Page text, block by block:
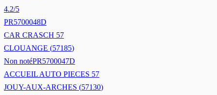
4.2/5
PR5700048D
CAR CRASCH 57
CLOUANGE (57185)
Non notéPR5700047D
ACCUEIL AUTO PIECES 57
JOUY-AUX-ARCHES (57130)